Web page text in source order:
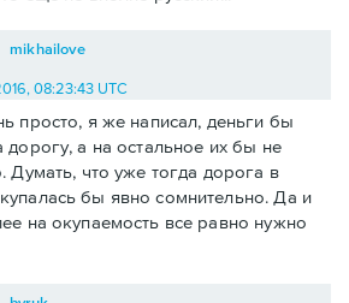
mikhailove
08:23:43 UTC
просто, я же написал, деньги бы
дорогу, а на остальное их бы не
Думать, что уже тогда дорога в
бы явно сомнительно. Да и
на окупаемость все равно нужно